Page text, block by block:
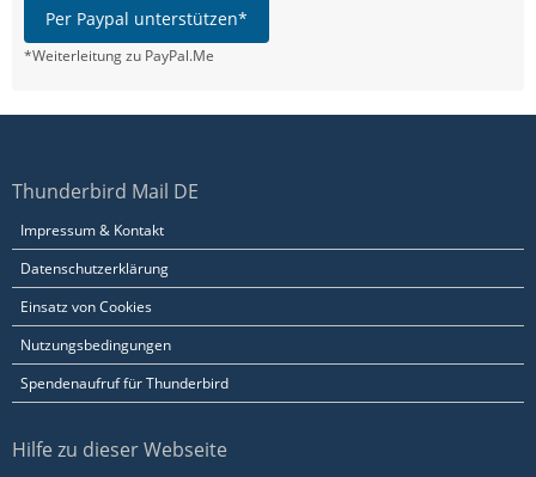
Per Paypal unterstützen*
*Weiterleitung zu PayPal.Me
Thunderbird Mail DE
Impressum & Kontakt
Datenschutzerklärung
Einsatz von Cookies
Nutzungsbedingungen
Spendenaufruf für Thunderbird
Hilfe zu dieser Webseite